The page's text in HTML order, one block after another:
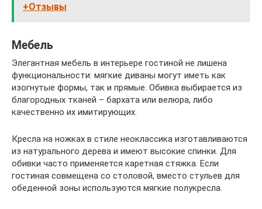
+Отзывы
Мебель
Элегантная мебель в интерьере гостиной не лишена
функциональности: мягкие диваны могут иметь как
изогнутые формы, так и прямые. Обивка выбирается из
благородных тканей – бархата или велюра, либо
качественно их имитирующих.
Кресла на ножках в стиле неоклассика изготавливаются
из натурального дерева и имеют высокие спинки. Для
обивки часто применяется каретная стяжка. Если
гостиная совмещена со столовой, вместо стульев для
обеденной зоны используются мягкие полукресла.